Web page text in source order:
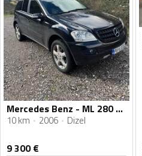
Mercedes Benz - ML 280 - ML 280cdi
10 km 2006 Dizel
9 300€